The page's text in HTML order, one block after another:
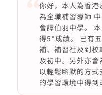
你好，本人為香港
為全職補習導師
會譚伯羽中學。
得5*成績。 已有
補、補習社及到校
及初中。另外亦
以輕鬆幽默的方
的學習環境中得到